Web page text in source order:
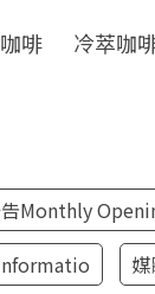
啡 冷萃咖
Monthly